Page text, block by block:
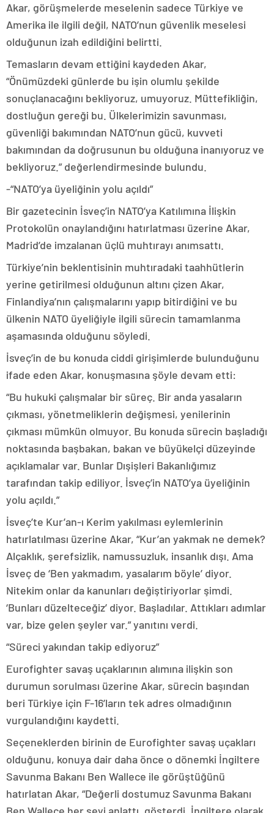
Akar, görüşmelerde meselenin sadece Türkiye ve
Amerika ile ilgili değil, NATO’nun güvenlik meselesi
olduğunun izah edildiğini belirtti.
Temasların devam ettiğini kaydeden Akar,
“Önümüzdeki günlerde bu işin olumlu şekilde
sonuçlanacağını bekliyoruz, umuyoruz. Müttefikliğin,
dostluğun gereği bu. Ülkelerimizin savunması,
güvenliği bakımından NATO’nun gücü, kuvveti
bakımından da doğrusunun bu olduğuna inanıyoruz ve
bekliyoruz.” değerlendirmesinde bulundu.
-“NATO’ya üyeliğinin yolu açıldı”
Bir gazetecinin İsveç’in NATO’ya Katılımına İlişkin
Protokolün onaylandığını hatırlatması üzerine Akar,
Madrid’de imzalanan üçlü muhtırayı anımsattı.
Türkiye’nin beklentisinin muhtıradaki taahhütlerin
yerine getirilmesi olduğunun altını çizen Akar,
Finlandiya’nın çalışmalarını yapıp bitirdiğini ve bu
ülkenin NATO üyeliğiyle ilgili sürecin tamamlanma
aşamasında olduğunu söyledi.
İsveç’in de bu konuda ciddi girişimlerde bulunduğunu
ifade eden Akar, konuşmasına şöyle devam etti:
“Bu hukuki çalışmalar bir süreç. Bir anda yasaların
çıkması, yönetmeliklerin değişmesi, yenilerinin
çıkması mümkün olmuyor. Bu konuda sürecin başladığı
noktasında başbakan, bakan ve büyükelçi düzeyinde
açıklamalar var. Bunlar Dışişleri Bakanlığımız
tarafından takip ediliyor. İsveç’in NATO’ya üyeliğinin
yolu açıldı.”
İsveç’te Kur’an-ı Kerim yakılması eylemlerinin
hatırlatılması üzerine Akar, “Kur’an yakmak ne demek?
Alçaklık, şerefsizlik, namussuzluk, insanlık dışı. Ama
İsveç de ‘Ben yakmadım, yasalarım böyle’ diyor.
Nitekim onlar da kanunları değiştiriyorlar şimdi.
‘Bunları düzelteceğiz’ diyor. Başladılar. Attıkları adımlar
var, bize gelen şeyler var.” yanıtını verdi.
“Süreci yakından takip ediyoruz”
Eurofighter savaş uçaklarının alımına ilişkin son
durumun sorulması üzerine Akar, sürecin başından
beri Türkiye için F-16’ların tek adres olmadığının
vurgulandığını kaydetti.
Seçeneklerden birinin de Eurofighter savaş uçakları
olduğunu, konuya dair daha önce o dönemki İngiltere
Savunma Bakanı Ben Wallece ile görüştüğünü
hatırlatan Akar, “Değerli dostumuz Savunma Bakanı